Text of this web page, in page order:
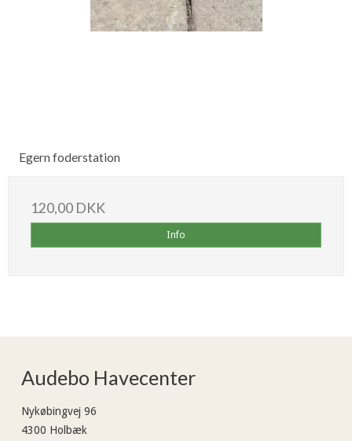
Egern foderstation
120,00 DKK
Info
Audebo Havecenter
Nykøbingvej 96
4300 Holbæk